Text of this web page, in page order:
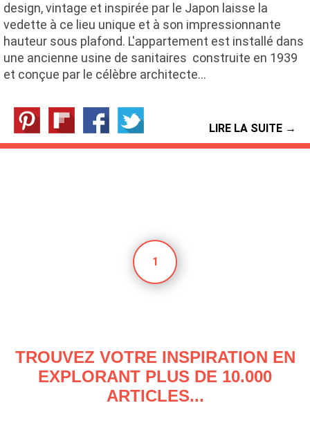
design, vintage et inspirée par le Japon laisse la
vedette à ce lieu unique et à son impressionnante
hauteur sous plafond. L'appartement est installé dans
une ancienne usine de sanitaires construite en 1939
et conçue par le célèbre architecte…
LIRE LA SUITE →
1
TROUVEZ VOTRE INSPIRATION EN
EXPLORANT PLUS DE 10.000
ARTICLES...